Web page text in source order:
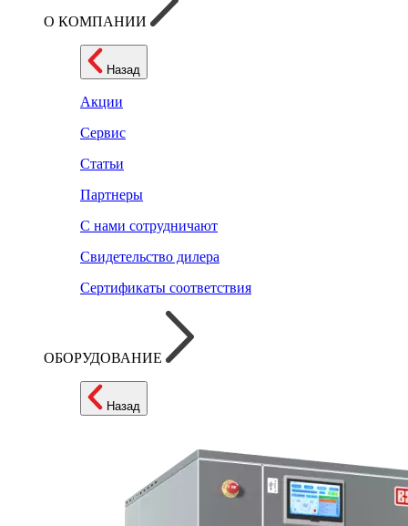
О КОМПАНИИ
Назад
Акции
Сервис
Статьи
Партнеры
С нами сотрудничают
Свидетельство дилера
Сертификаты соответствия
ОБОРУДОВАНИЕ
Назад